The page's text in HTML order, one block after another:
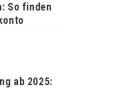
So finden
ab 2025: